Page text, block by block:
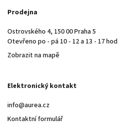
Prodejna
Ostrovského 4, 150 00 Praha 5
Otevřeno po - pá 10 - 12 a 13 - 17 hod
Zobrazit na mapě
Elektronický kontakt
info@aurea.cz
Kontaktní formulář